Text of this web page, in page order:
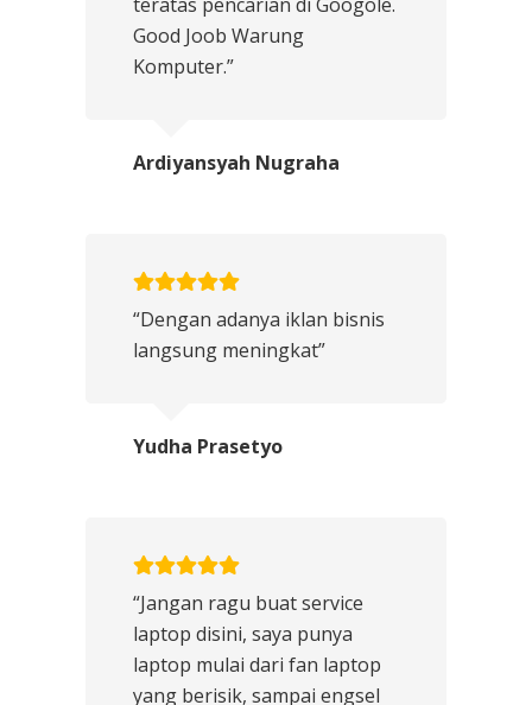
Good Joob Warung
Komputer.”
Ardiyansyah Nugraha
“Dengan adanya iklan bisnis
langsung meningkat”
Yudha Prasetyo
“Jangan ragu buat service
laptop disini, saya punya
laptop mulai dari fan laptop
yang berisik, sampai engsel